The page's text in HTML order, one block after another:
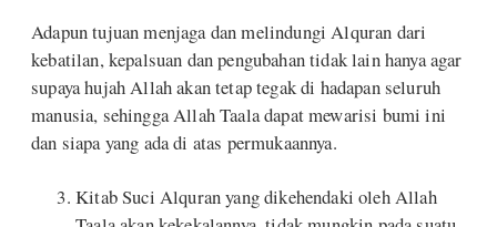
Adapun tujuan menjaga dan melindungi Alquran dari
kebatilan, kepalsuan dan pengubahan tidak lain hanya agar
supaya hujah Allah akan tetap tegak di hadapan seluruh
manusia, sehingga Allah Taala dapat mewarisi bumi ini
dan siapa yang ada di atas permukaannya.
Kitab Suci Alquran yang dikehendaki oleh Allah